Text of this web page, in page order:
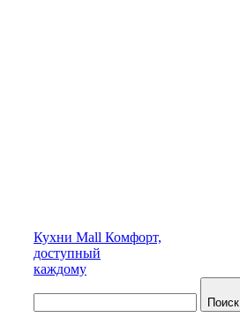
Кухни Mall Комфорт,
доступный
каждому
Поиск